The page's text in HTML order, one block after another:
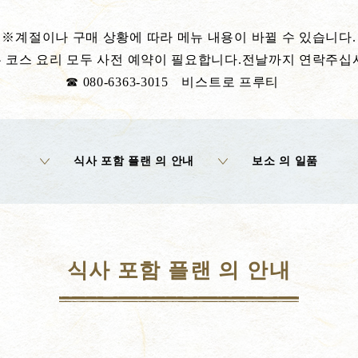
※계절이나 구매 상황에 따라 메뉴 내용이 바뀔 수 있습니다.
스 요리 모두 사전 예약이 필요합니다.전날까지 연락주십
☎ 080-6363-3015 비스트로 프루티
식사 포함 플랜 의 안내 보소 의 일품
식사 포함 플랜 의 안내